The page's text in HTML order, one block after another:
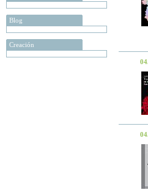
Blog
Creación